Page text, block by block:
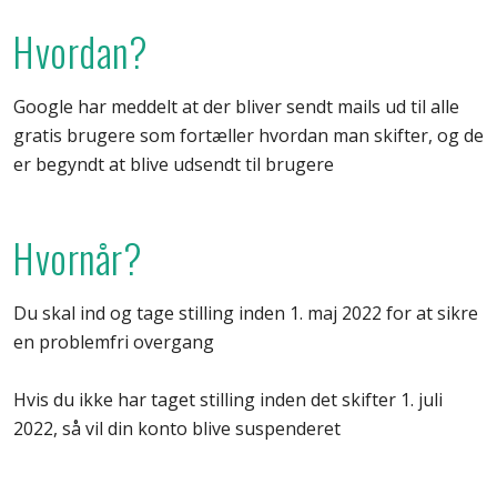
Hvordan?
Google har meddelt at der bliver sendt mails ud til alle
gratis brugere som fortæller hvordan man skifter, og de
er begyndt at blive udsendt til brugere
Hvornår?
Du skal ind og tage stilling inden 1. maj 2022 for at sikre
en problemfri overgang
Hvis du ikke har taget stilling inden det skifter 1. juli
2022, så vil din konto blive suspenderet